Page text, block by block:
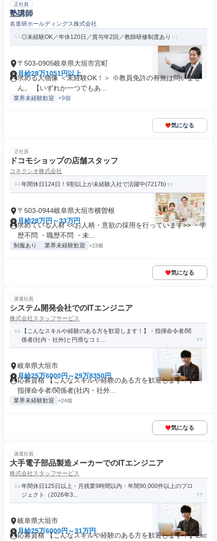
正社員
塾講師
名進研ホールディングス株式会社
◎未経験OK／年休120日／賞与年2回／教師研修制度あり
〒503-0905岐阜県大垣市宮町
月給28万1051円以上
求める人物像 ＜未経験OK！＞ ※教員免許の有無は問いませ
ん。 【いずれか一つでもあ...
業界未経験歓迎 +9個
気になる
正社員
ドコモショップの店舗スタッフ
コネクシオ株式会社
年間休日124日！9割以上が未経験入社で活躍中(7217b)
〒503-0944岐阜県大垣市横曽根
月給28万円～33万円
求めている人材 <<お人柄・意欲の採用を行っています>> ・学
歴不問 ・職歴不問 ・未...
制服あり 業界未経験歓迎 +23個
気になる
派遣社員
システム開発会社でのITエンジニア
株式会社スタッフサービス
【こんなスキルや経験のある方を歓迎します！】・指揮命令者/関
係者(社内・社外)と円滑なコミ...
岐阜県大垣市
月給25万6000円～29万8350円
応募資格 【こんなスキルや経験のある方を歓迎します！】・
指揮命令者/関係者(社内・社外...
業界未経験歓迎 +24個
気になる
派遣社員
大手電子部品製造メーカーでのITエンジニア
株式会社スタッフサービス
年間休日125日以上・月残業9時間以内・年間90,000件以上のプロ
ジェクト（2026年3...
岐阜県大垣市
月給25万6000円～31万円
応募資格 【こんなスキルや経験のある方を歓迎します！】Exc